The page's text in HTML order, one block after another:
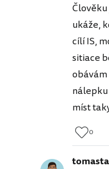
Člověku
ukáže,
cílí IS,
sitiace
míst
0